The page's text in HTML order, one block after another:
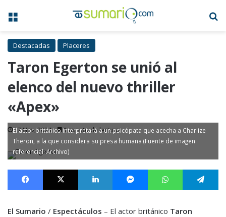
Menú
Destacadas Placeres
Taron Egerton se unió al
elenco del nuevo thriller
«Apex»
17 Nov, 2024 1 minuto de lectura
El actor británico interpretará a un psicópata que acecha a Charlize
Theron, a la que considera su presa humana (Fuente de imagen
referencial: Archivo)
Facebook X LinkedIn MessengerWhatsApp
El Sumario / Espectáculos – El actor británico Taron